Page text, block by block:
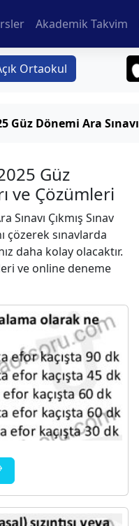
Akademik Takvim
Ortaokul
Güz Dönemi Ara Sınavı
Güz
ve Çözümleri
Çıkmış Sınav
çözerek sınavlarda
daha kolay olacaktır.
ve online deneme